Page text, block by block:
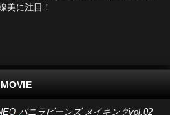
美に注目！
MOVIE
バニラビーンズ メイキングvol.02